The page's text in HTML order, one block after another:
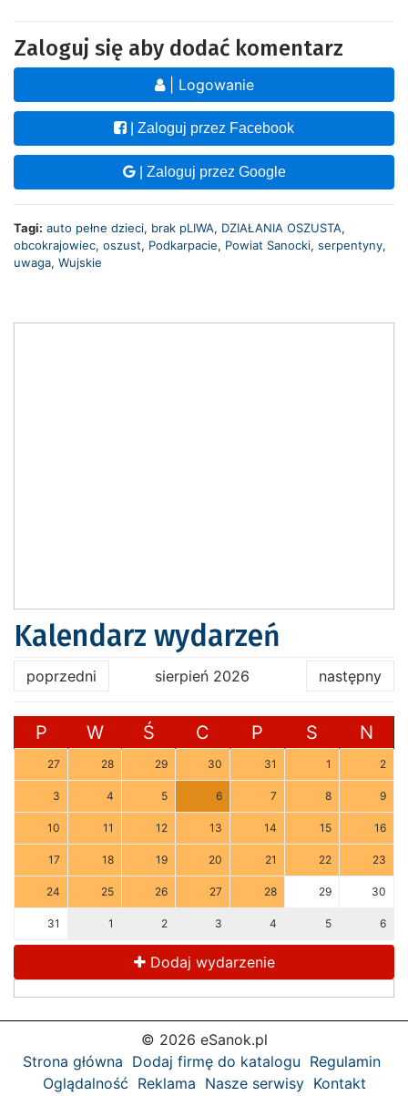
Zaloguj się aby dodać komentarz
| Logowanie
| Zaloguj przez Facebook
| Zaloguj przez Google
Tagi: auto pełne dzieci, brak pLIWA, DZIAŁANIA OSZUSTA,
obcokrajowiec, oszust, Podkarpacie, Powiat Sanocki, serpentyny,
uwaga, Wujskie
Kalendarz wydarzeń
poprzedni sierpień 2026 następny
P W Ś C P S N
27 28 29 30 31 1 2
3 4 5 6 7 8 9
10 11 12 13 14 15 16
17 18 19 20 21 22 23
24 25 26 27 28 29 30
31 1 2 3 4 5 6
Dodaj wydarzenie
© 2026 eSanok.pl
Strona główna Dodaj firmę do katalogu Regulamin
Oglądalność Reklama Nasze serwisy Kontakt